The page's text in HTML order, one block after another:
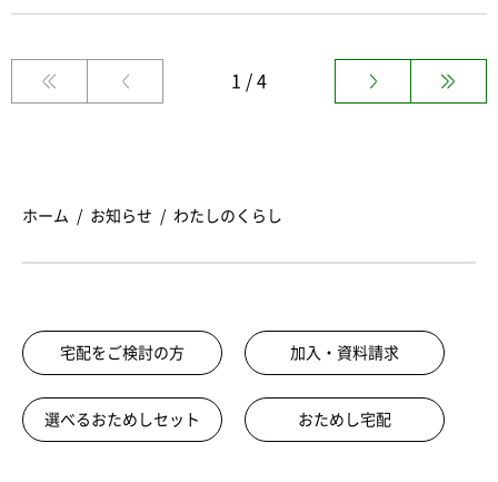
1 / 4
ホーム お知らせ わたしのくらし
宅配をご検討の方 加入・資料請求
選べるおためしセット おためし宅配